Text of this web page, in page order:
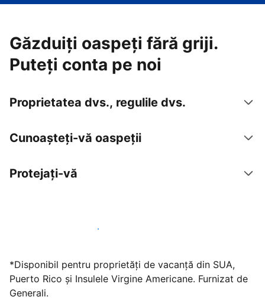
Găzduiți oaspeți fără griji.
Puteți conta pe noi
Proprietatea dvs., regulile dvs.
Cunoașteți-vă oaspeții
Protejați-vă
Găzduiți oaspeți cu noi chiar astăzi
*Disponibil pentru proprietăți de vacanță din SUA,
Puerto Rico și Insulele Virgine Americane. Furnizat de
Generali.